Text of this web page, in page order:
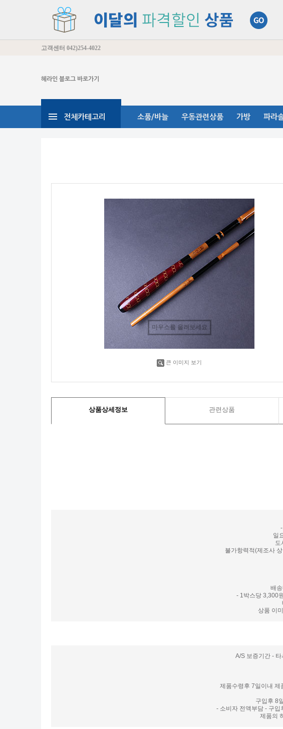
고객센터 042)254-4022
헤라인 블로그 바로가기
전체카테고리 소품/바늘 우동관련상품 가방 파라
마우스를 올려보세요
큰 이미지 보기
상품상세정보 관련상품
일
도
불가항력적(제조사
배
- 1박스당 3,300
상품 이
A/S 보증기간 -
제품수령후 7일이내 제
구입후 8
- 소비자 전액부담 - 구입
제품의